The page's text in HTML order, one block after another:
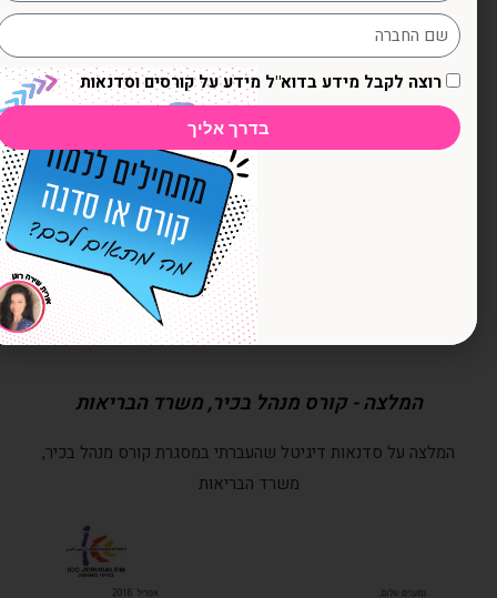
המלצה - קורס מנהל בכיר, משרד הבריאות
המלצה על סדנאות דיגיטל שהעברתי במסגרת קורס מנהל בכיר,
משרד הבריאות
רוצה לקבל מידע בדוא"ל מידע על קורסים וסדנאות
בדרך אליך